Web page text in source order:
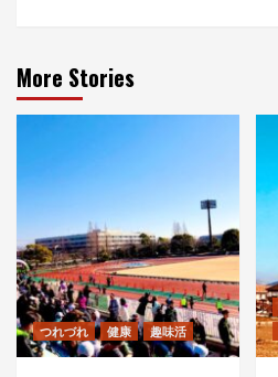
More Stories
つれづれ 健康 趣味活